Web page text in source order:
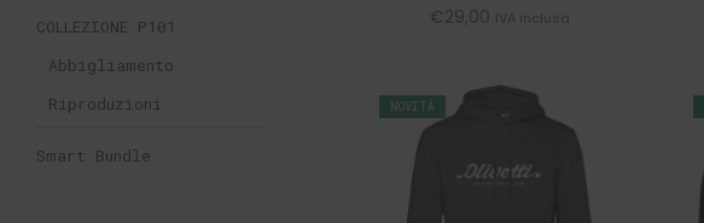
€29,00 IVA inclusa
NOVITÀ
COLLEZIONE P101
Abbigliamento
Riproduzioni
Smart Bundle